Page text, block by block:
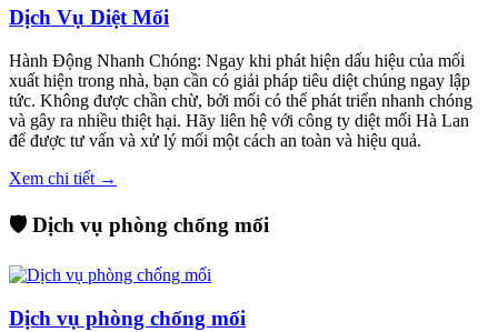
Dịch Vụ Diệt Mối
Hành Động Nhanh Chóng: Ngay khi phát hiện dấu hiệu của mối
xuất hiện trong nhà, bạn cần có giải pháp tiêu diệt chúng ngay lập
tức. Không được chần chừ, bởi mối có thể phát triển nhanh chóng
và gây ra nhiều thiệt hại. Hãy liên hệ với công ty diệt mối Hà Lan
để được tư vấn và xử lý mối một cách an toàn và hiệu quả.
Xem chi tiết →
🛡️ Dịch vụ phòng chống mối
Dịch vụ phòng chống mối